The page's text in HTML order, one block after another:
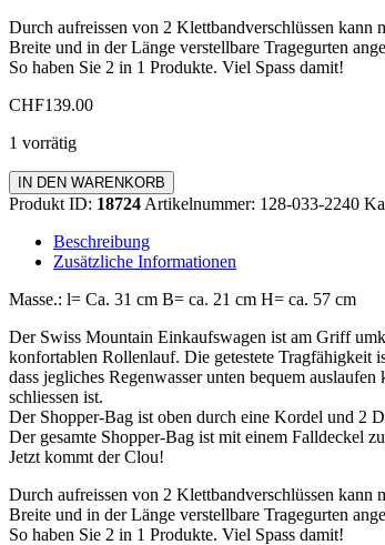
Durch aufreissen von 2 Klettbandverschlüssen kann
Breite und in der Länge verstellbare Tragegurten
So haben Sie 2 in 1 Produkte. Viel Spass damit!
CHF139.00
1 vorrätig
Einkaufswagen
Standard
IN DEN WARENKORB
Produkt ID: 18724 Artikelnummer: 128-033-2240
Beschreibung
Zusätzliche Informationen
Masse.: l= Ca. 31 cm B= ca. 21 cm H= ca. 57 cm
Der Swiss Mountain Einkaufswagen ist am Griff
konfortablen Rollenlauf. Die getestete Tragfähigkeit
dass jegliches Regenwasser unten bequem
schliessen ist.
Der Shopper-Bag ist oben durch eine Kordel und 2
Der gesamte Shopper-Bag ist mit einem Falldeckel
Jetzt kommt der Clou!
Durch aufreissen von 2 Klettbandverschlüssen kann
Breite und in der Länge verstellbare Tragegurten
So haben Sie 2 in 1 Produkte. Viel Spass damit!